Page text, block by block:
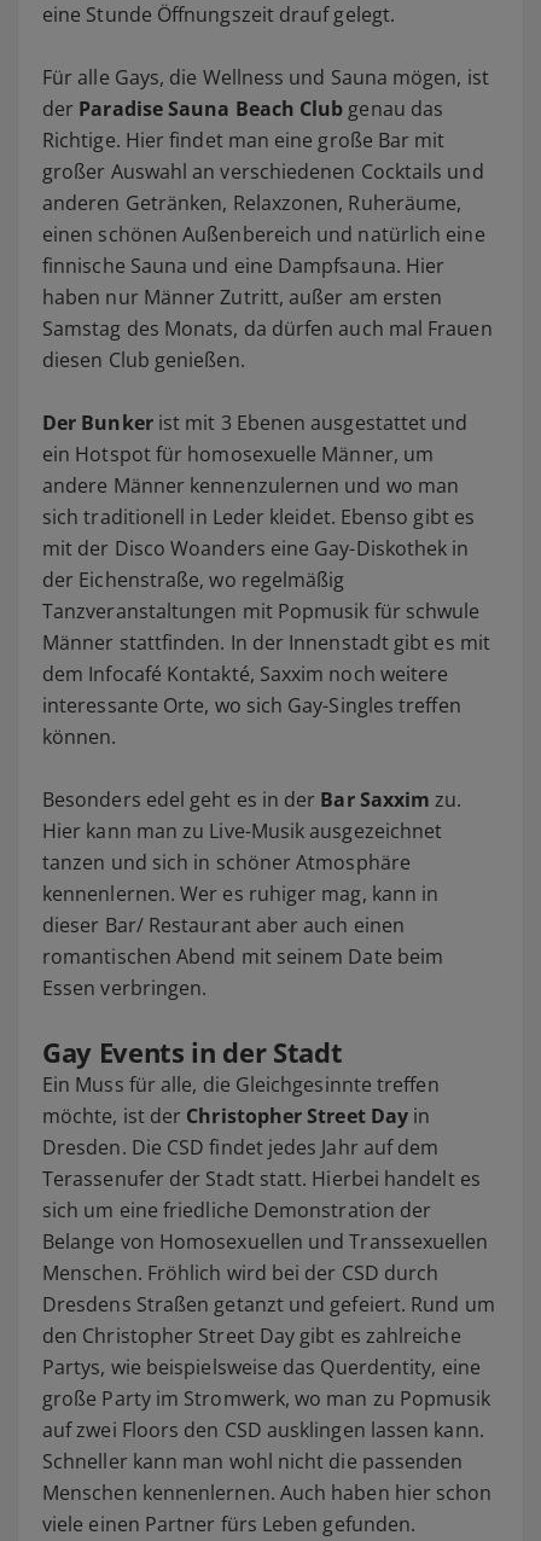
eine Stunde Öffnungszeit drauf gelegt.
Für alle Gays, die Wellness und Sauna mögen, ist
der Paradise Sauna Beach Club genau das
Richtige. Hier findet man eine große Bar mit
großer Auswahl an verschiedenen Cocktails und
anderen Getränken, Relaxzonen, Ruheräume,
einen schönen Außenbereich und natürlich eine
finnische Sauna und eine Dampfsauna. Hier
haben nur Männer Zutritt, außer am ersten
Samstag des Monats, da dürfen auch mal Frauen
diesen Club genießen.
Der Bunkerist mit 3 Ebenen ausgestattet und
ein Hotspot für homosexuelle Männer, um
andere Männer kennenzulernen und wo man
sich traditionell in Leder kleidet. Ebenso gibt es
mit der Disco Woanders eine Gay-Diskothek in
der Eichenstraße, wo regelmäßig
Tanzveranstaltungen mit Popmusik für schwule
Männer stattfinden. In der Innenstadt gibt es mit
dem Infocafé Kontakté, Saxxim noch weitere
interessante Orte, wo sich Gay-Singles treffen
können.
Besonders edel geht es in der Bar Saxxim zu.
Hier kann man zu Live-Musik ausgezeichnet
tanzen und sich in schöner Atmosphäre
kennenlernen. Wer es ruhiger mag, kann in
dieser Bar/ Restaurant aber auch einen
romantischen Abend mit seinem Date beim
Essen verbringen.
Gay Events in der Stadt
Ein Muss für alle, die Gleichgesinnte treffen
möchte, ist der Christopher Street Day in
Dresden. Die CSD findet jedes Jahr auf dem
Terassenufer der Stadt statt. Hierbei handelt es
sich um eine friedliche Demonstration der
Belange von Homosexuellen und Transsexuellen
Menschen. Fröhlich wird bei der CSD durch
Dresdens Straßen getanzt und gefeiert. Rund um
den Christopher Street Day gibt es zahlreiche
Partys, wie beispielsweise das Querdentity, eine
große Party im Stromwerk, wo man zu Popmusik
auf zwei Floors den CSD ausklingen lassen kann.
Schneller kann man wohl nicht die passenden
Menschen kennenlernen. Auch haben hier schon
viele einen Partner fürs Leben gefunden.